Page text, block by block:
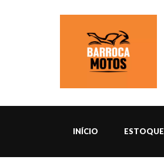
INÍCIO ESTOQUE